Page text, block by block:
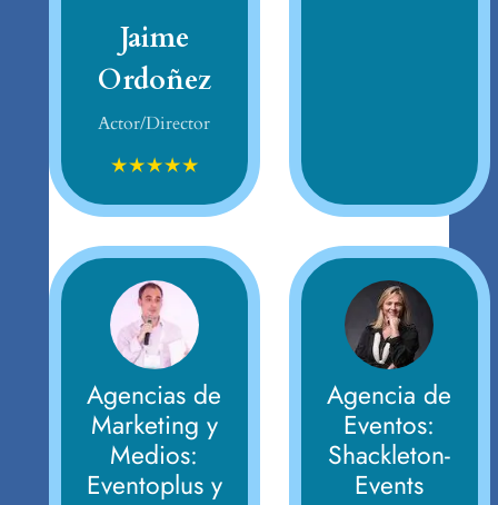
Jaime
Ordoñez
Actor/Director
★★★★★
Agencias de
Marketing y
Medios:
Eventoplus y
Agencia de
Eventos:
Shackleton-
Events